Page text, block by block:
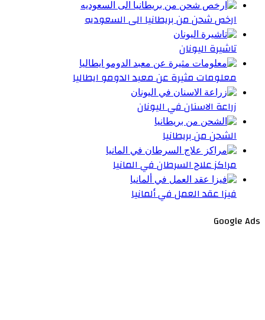
ارخص شحن من بريطانيا الى السعوديه
تاشيرة اليونان
معلومات مثيرة عن معبد الدومو ايطاليا
زراعة الاسنان في اليونان
الشحن من بريطانيا
مراكز علاج السرطان في المانيا
فيزا عقد العمل في ألمانيا
Google Ads